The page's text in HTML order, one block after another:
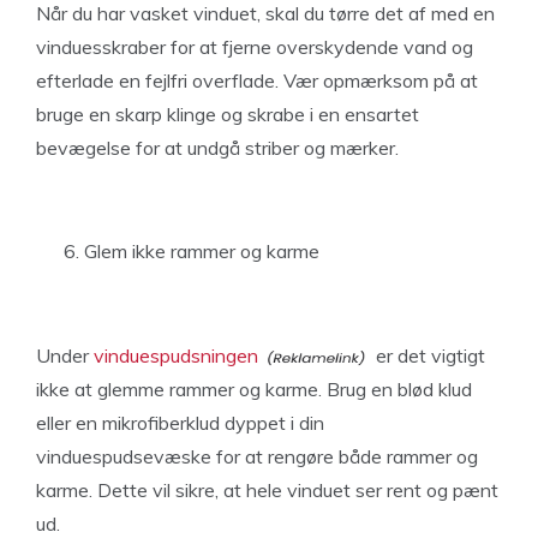
Når du har vasket vinduet, skal du tørre det af med en
vinduesskraber for at fjerne overskydende vand og
efterlade en fejlfri overflade. Vær opmærksom på at
bruge en skarp klinge og skrabe i en ensartet
bevægelse for at undgå striber og mærker.
Glem ikke rammer og karme
Undervinduespudsningen
er det vigtigt
ikke at glemme rammer og karme. Brug en blød klud
eller en mikrofiberklud dyppet i din
vinduespudsevæske for at rengøre både rammer og
karme. Dette vil sikre, at hele vinduet ser rent og pænt
ud.